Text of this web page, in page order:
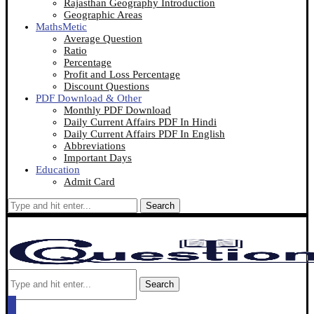
Rajasthan Geography Introduction
Geographic Areas
MathsMetic
Average Question
Ratio
Percentage
Profit and Loss Percentage
Discount Questions
PDF Download & Other
Monthly PDF Download
Daily Current Affairs PDF In Hindi
Daily Current Affairs PDF In English
Abbreviations
Important Days
Education
Admit Card
Search
Search